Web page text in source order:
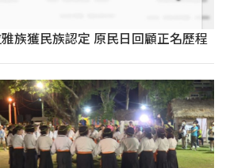
族獲民族認定 原民日回顧正名歷程